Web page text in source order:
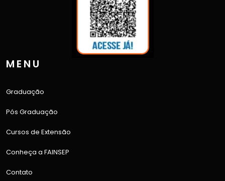
MENU
Graduação
Pós Graduação
Cursos de Extensão
Conheça a FAINSEP
Contato